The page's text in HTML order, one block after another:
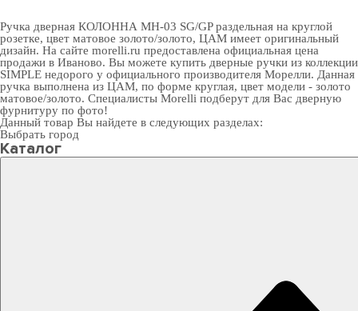
Ручка дверная КОЛОННА MH-03 SG/GP раздельная на круглой
розетке, цвет матовое золото/золото, ЦАМ имеет оригинальный
дизайн. На сайте morelli.ru предоставлена официальная цена
продажи в Иваново. Вы можете купить дверные ручки из коллекции
SIMPLE недорого у официального производителя Морелли. Данная
ручка выполнена из ЦАМ, по форме круглая, цвет модели - золото
матовое/золото. Специалисты Morelli подберут для Вас дверную
фурнитуру по фото!
Данный товар Вы найдете в следующих разделах:
Выбрать город
Каталог